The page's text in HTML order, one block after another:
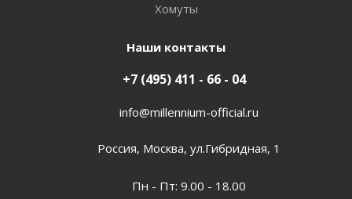
Хомуты
Наши контакты
+7 (495) 411 - 66 - 04
info@millennium-official.ru
Россия, Москва, ул.Гибридная, 1
Пн - Пт: 9.00 - 18.00